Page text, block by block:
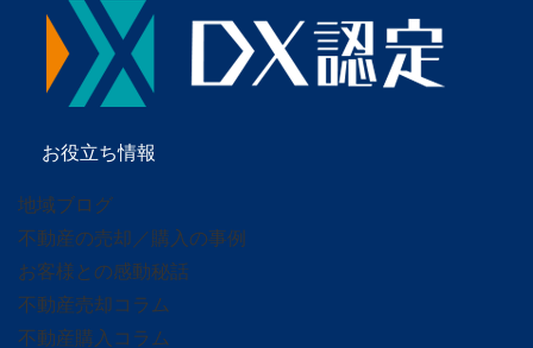
お役立ち情報
地域ブログ
不動産の売却／購入の事例
お客様との感動秘話
不動産売却コラム
不動産購入コラム